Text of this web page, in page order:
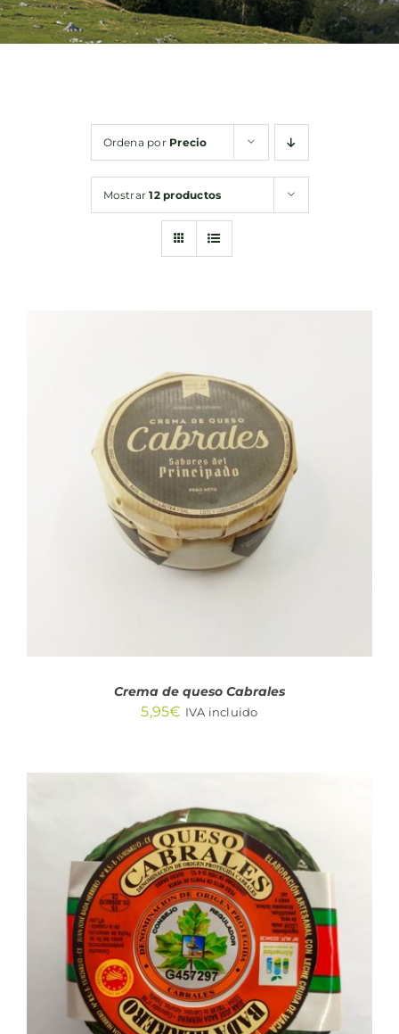
Bebidas
Ordena por Precio
Mostrar12 productos
AÑADIR AL CARRITO
DETALLES
Crema de queso Cabrales
5,95€ IVA incluido
AÑADIR AL CARRITO
/
DETALLES